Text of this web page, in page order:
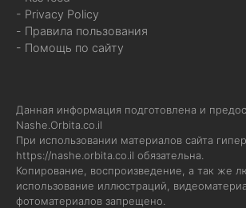
- Privacy Policy
- Правила пользования
- Помощь по сайту
Данная информация подготовлена и
Nashe.Orbita.co.il
При использовании материалов сайта
https://nashe.orbita.co.il обязательна.
Копирование, воспроизведение, а так же
использование иллюстраций,
фотоматериалов запрещено.